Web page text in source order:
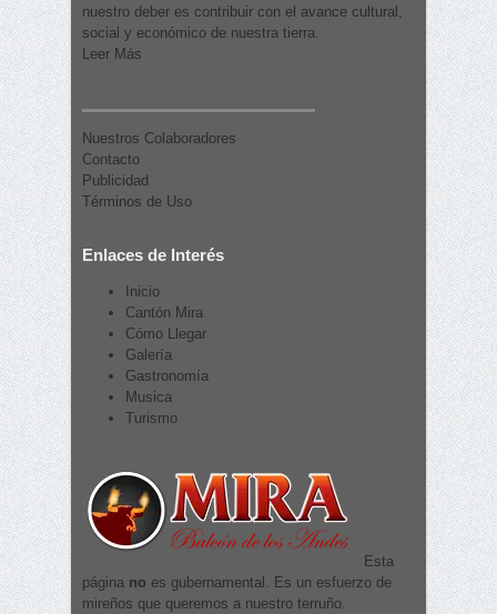
nuestro deber es contribuir con el avance cultural,
social y económico de nuestra tierra.
Leer Más
Nuestros Colaboradores
Contacto
Publicidad
Términos de Uso
Enlaces de Interés
Inicio
Cantón Mira
Cómo Llegar
Galería
Gastronomía
Musica
Turismo
Esta
página no es gubernamental. Es un esfuerzo de
mireños que queremos a nuestro terruño.